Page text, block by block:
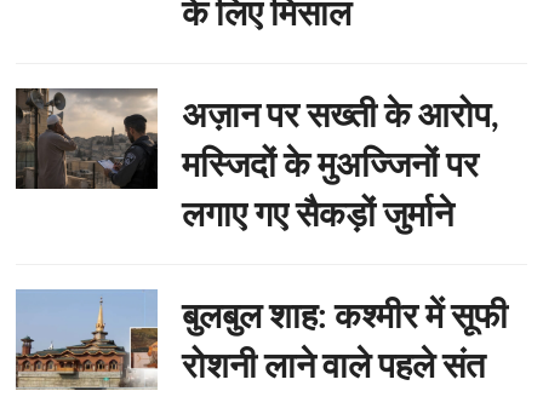
के लिए मिसाल
अज़ान पर सख्ती के आरोप,
मस्जिदों के मुअज्जिनों पर
लगाए गए सैकड़ों जुर्माने
बुलबुल शाह: कश्मीर में सूफी
रोशनी लाने वाले पहले संत